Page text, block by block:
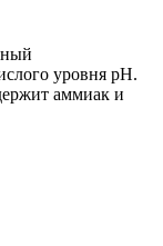
уровня pH.
аммиак и